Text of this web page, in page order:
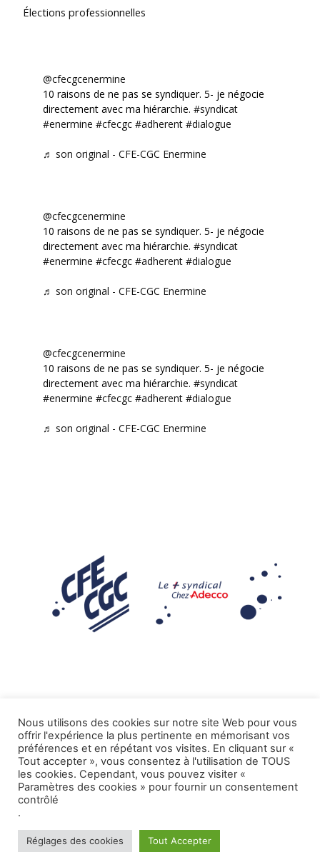
Élections professionnelles
@cfecgcenermine
10 raisons de ne pas se syndiquer. 5- je négocie
directement avec ma hiérarchie. #syndicat
#enermine #cfecgc #adherent #dialogue
♬ son original - CFE-CGC Enermine
@cfecgcenermine
10 raisons de ne pas se syndiquer. 5- je négocie
directement avec ma hiérarchie. #syndicat
#enermine #cfecgc #adherent #dialogue
♬ son original - CFE-CGC Enermine
@cfecgcenermine
10 raisons de ne pas se syndiquer. 5- je négocie
directement avec ma hiérarchie. #syndicat
#enermine #cfecgc #adherent #dialogue
♬ son original - CFE-CGC Enermine
Mentions légales
Tous droits réservés CFE-CGC ADECCO.
Nous utilisons des cookies sur notre site Web pour vous
offrir l'expérience la plus pertinente en mémorisant vos
préférences et en répétant vos visites. En cliquant sur «
Tout accepter », vous consentez à l'utilisation de TOUS
les cookies. Cependant, vous pouvez visiter «
Paramètres des cookies » pour fournir un consentement
contrôlé
.
Réglages des cookies Tout Accepter